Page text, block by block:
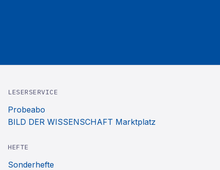
LESERSERVICE
Probeabo
BILD DER WISSENSCHAFT Marktplatz
HEFTE
Sonderhefte